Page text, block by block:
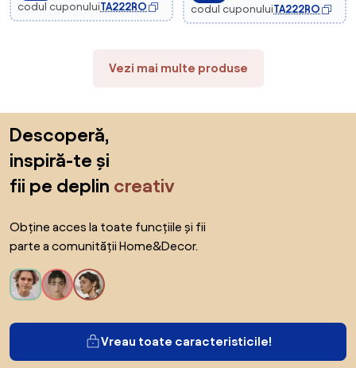
codul cuponuluiTA222RO
codul cuponuluiTA222RO
Vezi mai multe produse
Descoperă,
inspiră-te și
fii pe deplin creativ
Obține acces la toate funcțiile și fii
parte a comunității Home&Decor.
Vreau toate caracteristicile!